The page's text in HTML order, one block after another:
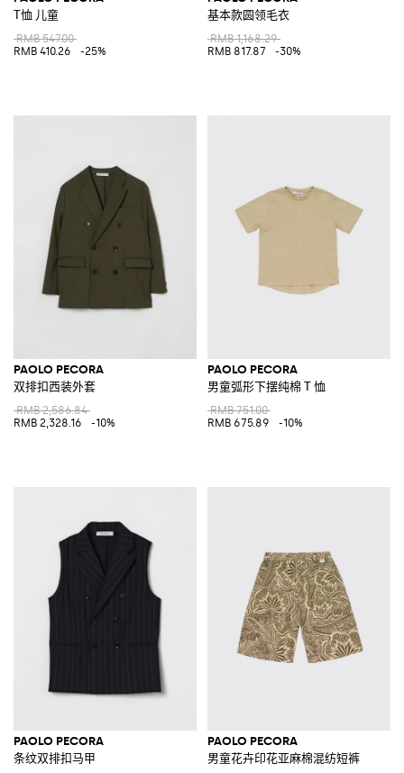
T恤 儿童
RMB 547.00
RMB 410.26
-25%
基本款圆领毛衣
RMB 1,168.29
RMB 817.87
-30%
PAOLO PECORA
双排扣西装外套
RMB 2,586.84
RMB 2,328.16
-10%
PAOLO PECORA
男童弧形下摆纯棉 T 恤
RMB 751.00
RMB 675.89
-10%
PAOLO PECORA
条纹双排扣马甲
PAOLO PECORA
男童花卉印花亚麻棉混纺短裤